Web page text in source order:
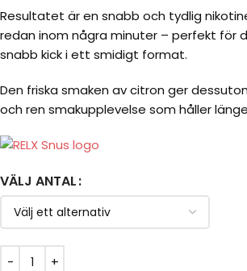
Resultatet är en snabb och tydlig
redan inom några minuter – perfekt för
snabb kick i ett smidigt format.
Den friska smaken av citron ger
och ren smakupplevelse som håller
VÄLJ ANTAL